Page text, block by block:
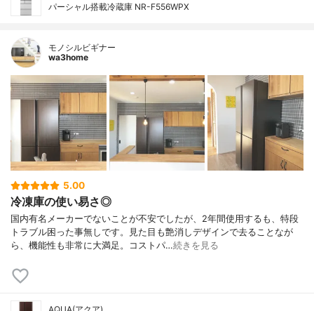
パーシャル搭載冷蔵庫 NR-F556WPX
モノシルビギナー
wa3home
5.00
冷凍庫の使い易さ◎
国内有名メーカーでないことが不安でしたが、2年間使用するも、特段
トラブル困った事無しです。見た目も艶消しデザインで去ることなが
ら、機能性も非常に大満足。コストパ…続きを見る